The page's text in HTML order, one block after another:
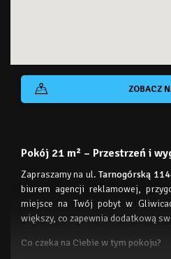
ZOBACZ
Pokój 21 m² – Przestrzeń i
Zapraszamy na ul.Tarnogórską
biurem agencji reklamowej,
miejsce na Twój pobyt w
większy, co zapewnia dodatkową
Co czeka na Ciebie w tym pokoju?